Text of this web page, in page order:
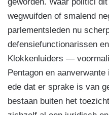
wegwuifden of smalend
parlementsleden nu
defensiefunctionarissen
Klokkenluiders —
Pentagon en
ede dat er sprake is van
bestaan buiten het